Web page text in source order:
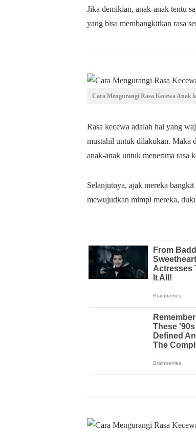
Jika demikian, anak-anak tentu
yang bisa membangkitkan rasa
Cara Mengurangi Rasa Kecewa
Rasa kecewa adalah hal yang
mustahil untuk dilakukan. Maka
anak-anak untuk menerima rasa
Selanjutnya, ajak mereka
mewujudkan mimpi mereka,